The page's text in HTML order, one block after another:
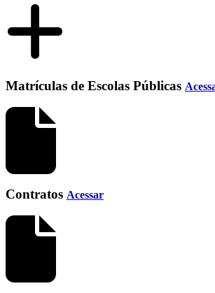
Matrículas de Escolas Públicas
Contratos Acessar